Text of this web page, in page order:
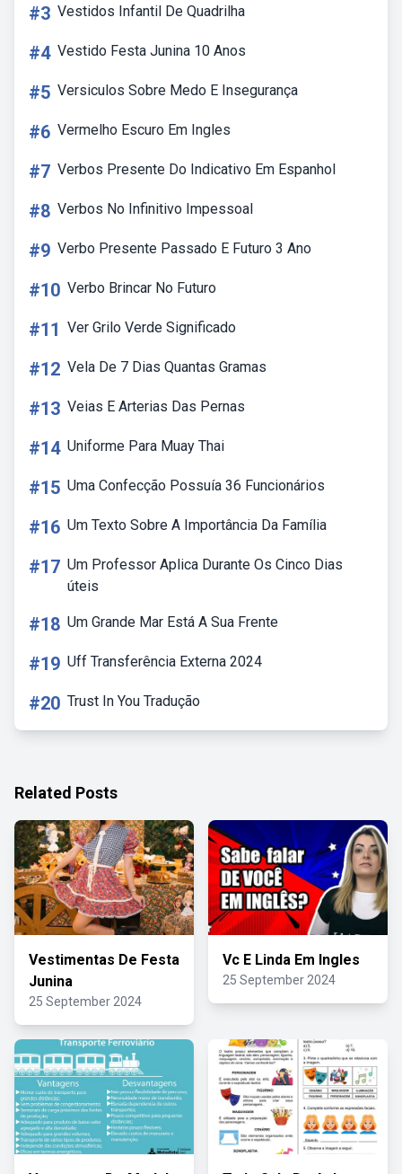
#3 Vestidos Infantil De Quadrilha
#4 Vestido Festa Junina 10 Anos
#5 Versiculos Sobre Medo E Insegurança
#6 Vermelho Escuro Em Ingles
#7 Verbos Presente Do Indicativo Em Espanhol
#8 Verbos No Infinitivo Impessoal
#9 Verbo Presente Passado E Futuro 3 Ano
#10 Verbo Brincar No Futuro
#11 Ver Grilo Verde Significado
#12 Vela De 7 Dias Quantas Gramas
#13 Veias E Arterias Das Pernas
#14 Uniforme Para Muay Thai
#15 Uma Confecção Possuía 36 Funcionários
#16 Um Texto Sobre A Importância Da Família
#17 Um Professor Aplica Durante Os Cinco Dias
úteis
#18 Um Grande Mar Está A Sua Frente
#19 Uff Transferência Externa 2024
#20 Trust In You Tradução
Related Posts
Vestimentas De Festa
Junina
25 September 2024
Vc E Linda Em Ingles
25 September 2024